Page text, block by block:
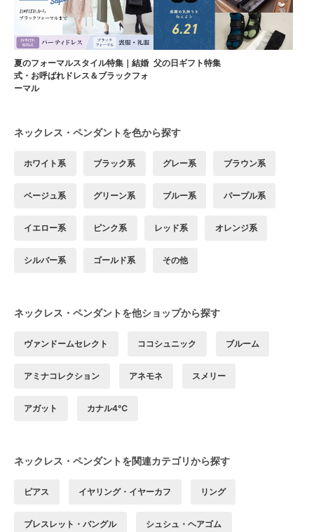
夏のフォーマルスタイル特集｜結婚
式・お呼ばれドレス＆ブラックフォ
ーマル
父の日ギフト特集
ネックレス・ペンダントを色から探す
ホワイト系 ブラック系 グレー系 ブラウン系
ベージュ系 グリーン系 ブルー系 パープル系
イエロー系 ピンク系 レッド系 オレンジ系
シルバー系 ゴールド系 その他
ネックレス・ペンダントを他ショップから探す
ヴァンドームセレクト ココシュニック ブルーム
アミナコレクション アネモネ スメリー
アガット カナル4℃
ネックレス・ペンダントを関連カテゴリから探す
ピアス イヤリング・イヤーカフ リング
ブレスレット・バングル シュシュ・ヘアゴム